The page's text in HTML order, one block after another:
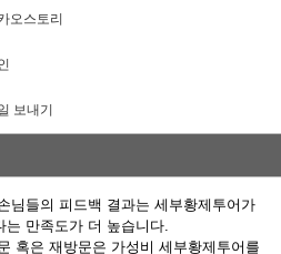
오스토리
보내기
님들의 피드백 결과는 세부황제투어가
는 만족도가 더 높습니다.
혹은 재방문은 가성비 세부황제투어를